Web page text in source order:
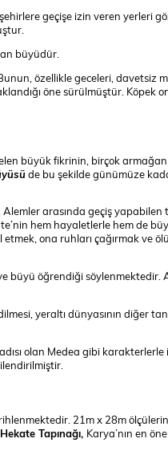
geçişe izin veren yerleri
büyüdür.
özellikle geceleri, davetsiz
öne sürülmüştür. Köpek
büyük fikrinin, birçok
de bu şekilde günümüze
Alemler arasında geçiş yapabilen
hem hayaletlerle hem de
etmek, ona ruhları çağırmak ve
büyü öğrendiği söylenmektedir.
yeraltı dünyasının diğer
olan Medea gibi karakterlerle
21m x 28m
Hekate Tapınağı, Karya’nın en